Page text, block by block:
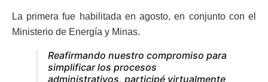
La primera fue habilitada en agosto, en conjunto con el
Ministerio de Energía y Minas.
Reafirmando nuestro compromiso para
simplificar los procesos
administrativos, participé virtualmente